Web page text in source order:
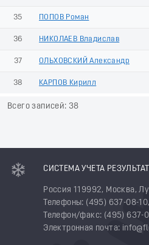
35 ПОПОВ Роман
36 НИКОЛАЕВ Владислав
37 ОЛЬХОВСКИЙ Александр
38 КАРПОВ Кирилл
Всего записей: 38
СИСТЕМА УЧЕТА
Россия 119992, Москва,
Телефоны: (495) 637-08-
Телефон/факс: (495) 637-
Электронная почта: